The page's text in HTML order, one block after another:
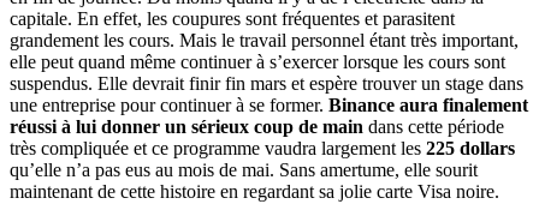
capitale. En effet, les coupures sont fréquentes et parasitent
grandement les cours. Mais le travail personnel étant très important,
elle peut quand même continuer à s’exercer lorsque les cours sont
suspendus. Elle devrait finir fin mars et espère trouver un stage dans
une entreprise pour continuer à se former. Binance aura finalement
réussi à lui donner un sérieux coup de main dans cette période
très compliquée et ce programme vaudra largement les 225 dollars
qu’elle n’a pas eus au mois de mai. Sans amertume, elle sourit
maintenant de cette histoire en regardant sa jolie carte Visa noire.